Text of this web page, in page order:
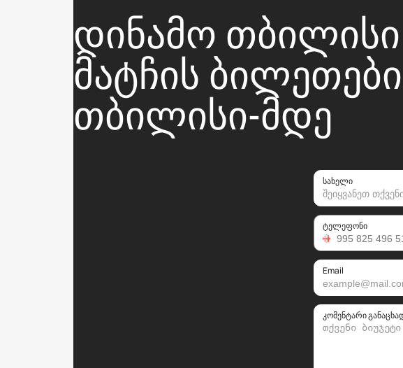
ᲓᲘᲜᲐᲛᲝ
ᲛᲐᲢᲩᲘᲡ ᲑᲘᲚᲔᲗᲔᲑᲘ.
ᲗᲑᲘᲚᲘᲡᲘ-ᲛᲓᲔ
სახელი
ტელეფონი
Email
კომენტარი